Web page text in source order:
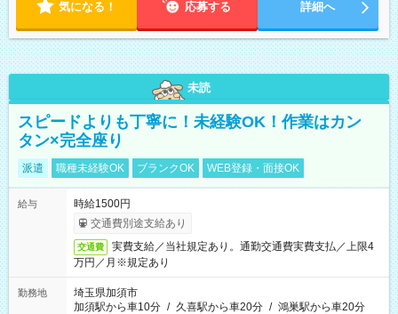
気になる！ 応募する 詳細へ
未読
スピードよりも丁寧に！未経験OK！作業はカン
タン×完全座り
派遣 職種未経験OK ブランクOK WEB登録・面接OK
給与
時給1500円
交通費別途支給あり
交通費
実費支給／当社規定あり。通勤交通費実費支払／上限4
万円／月※規定あり
勤務地
埼玉県加須市
加須駅から車10分 / 久喜駅から車20分 / 鴻巣駅から車20分